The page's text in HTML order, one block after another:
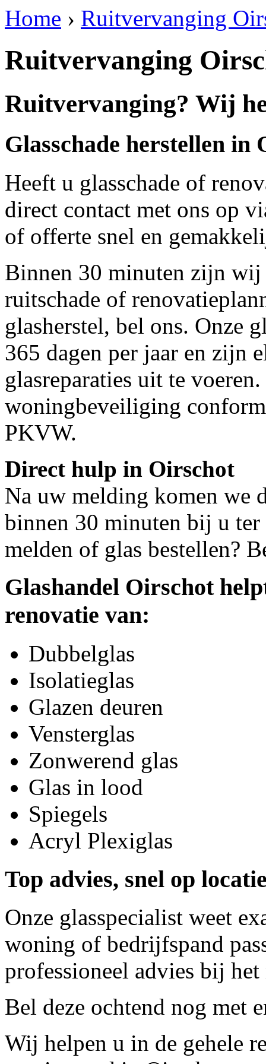
Home › Ruitvervanging
Ruitvervanging
Ruitvervanging? Wij
Glasschade herstellen in
Heeft u glasschade of
direct contact met ons op
of offerte snel en
Binnen 30 minuten zijn wij
ruitschade of
glasherstel, bel ons. Onze
365 dagen per jaar en zijn
glasreparaties uit te
woningbeveiliging
PKVW.
Direct hulp in Oirschot
Na uw melding komen we
binnen 30 minuten bij u ter
melden of glas bestellen?
Glashandel Oirschot
renovatie van:
Dubbelglas
Isolatieglas
Glazen deuren
Vensterglas
Zonwerend glas
Glas in lood
Spiegels
Acryl Plexiglas
Top advies, snel op
Onze glasspecialist weet
woning of bedrijfspand
professioneel advies bij
Bel deze ochtend nog met
Wij helpen u in de gehele